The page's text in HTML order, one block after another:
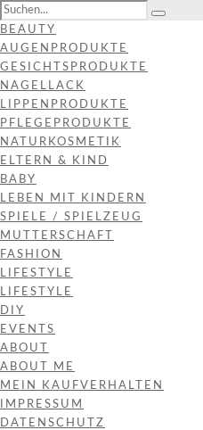
BEAUTY
AUGENPRODUKTE
GESICHTSPRODUKTE
NAGELLACK
LIPPENPRODUKTE
PFLEGEPRODUKTE
NATURKOSMETIK
ELTERN & KIND
BABY
LEBEN MIT KINDERN
SPIELE / SPIELZEUG
MUTTERSCHAFT
FASHION
LIFESTYLE
LIFESTYLE
DIY
EVENTS
ABOUT
ABOUT ME
MEIN KAUFVERHALTEN
IMPRESSUM
DATENSCHUTZ